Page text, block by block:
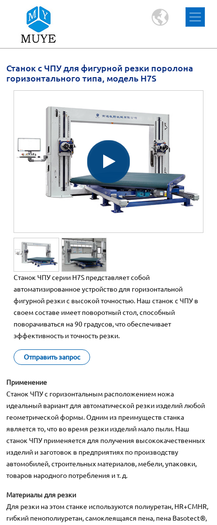
Станок с ЧПУ для фигурной резки поролона
горизонтального типа, модель H7S
Станок ЧПУ серии H7S представляет собой
автоматизированное устройство для горизонтальной
фигурной резки с высокой точностью. Наш станок с ЧПУ в
своем составе имеет поворотный стол, способный
поворачиваться на 90 градусов, что обеспечивает
эффективность и точность резки.
Отправить запрос
Применение
Станок ЧПУ с горизонтальным расположением ножа
идеальный вариант для автоматической резки изделий любой
геометрической формы. Одним из преимуществ станка
является то, что во время резки изделий мало пыли. Наш
станок ЧПУ применяется для получения высококачественных
изделий и заготовок в предприятиях по производству
автомобилей, строительных материалов, мебели, упаковки,
товаров народного потребления и т. д.
Материалы для резки
Для резки на этом станке используются полиуретан, HR+CMHR,
гибкий пенополиуретан, самоклеящаяся пена, пена Basotect®,